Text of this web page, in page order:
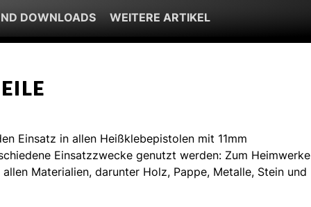
DOWNLOADS WEITERE ARTIKEL
Einsatz in allen Heißklebepistolen mit 11mm
Einsatzzwecke genutzt werden: Zum
Materialien, darunter Holz, Pappe, Metalle, Stein und